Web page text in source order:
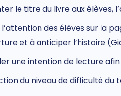
le titre du livre aux élèves,
des élèves sur la
et àanticiper l’histoire
une intention de lecture
du niveau de difficulté du